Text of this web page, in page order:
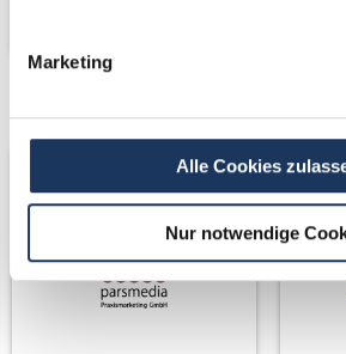
Marketing
Alle Cookies
Nur notwendige